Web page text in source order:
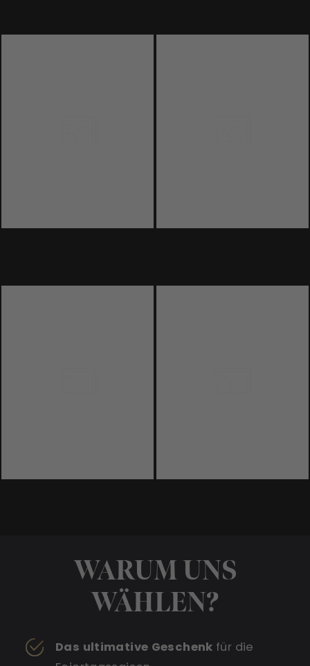
WARUM UNS
WÄHLEN?
Das ultimative Geschenk für die